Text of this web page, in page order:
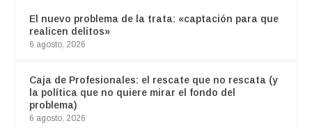
El nuevo problema de la trata: «captación para que
realicen delitos»
6 agosto, 2026
Caja de Profesionales: el rescate que no rescata (y
la política que no quiere mirar el fondo del
problema)
6 agosto, 2026